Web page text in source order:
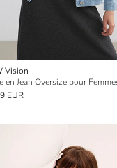
Vision
en Jean Oversize pour
EUR